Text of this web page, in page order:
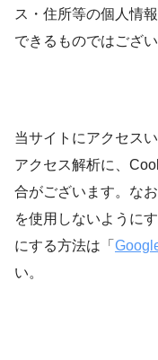
ス・住所等の個人情
できるものではござい
当サイトにアクセス
アクセス解析に、
合がございます。な
を使用しないように
にする方法は「
い。